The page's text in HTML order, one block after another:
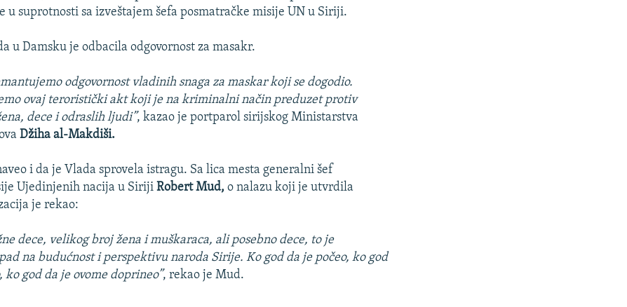
u suprotnosti sa izveštajem šefa posmatračke misije UN u Siriji.
u Damsku je odbacila odgovornost za masakr.
odgovornost vladinih snaga za maskar koji se dogodio.
ovaj teroristički akt koji je na kriminalni način preduzet protiv
dece i odraslih ljudi”, kazao je portparol sirijskog Ministarstva
Džiha al-Makdiši.
i da je Vlada sprovela istragu. Sa lica mesta generalni šef
Ujedinjenih nacija u Siriji Robert Mud, o nalazu koji je utvrdila
je rekao:
dece, velikog broj žena i muškaraca, ali posebno dece, to je
na budućnost i perspektivu naroda Sirije. Ko god da je počeo, ko god
ko god da je ovome doprineo”, rekao je Mud.